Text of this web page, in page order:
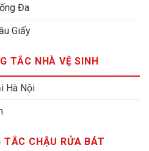
Đa
Giấy
TẮC NHÀ VỆ SINH
Hà Nội
TẮC CHẬU RỬA BÁT